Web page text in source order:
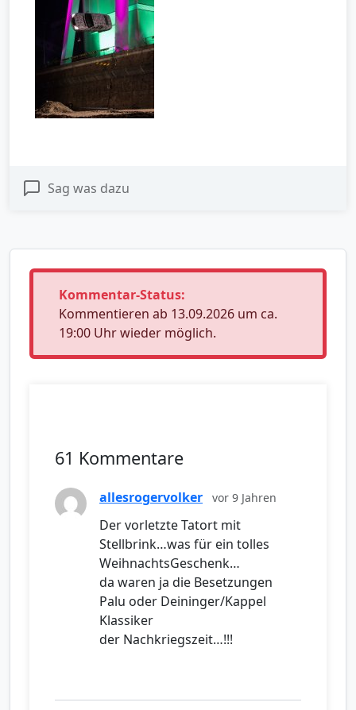
Sag was dazu
Kommentar-Status:
Kommentieren ab 13.09.2026 um ca.
19:00 Uhr wieder möglich.
61 Kommentare
allesrogervolker vor 9 Jahren
Der vorletzte Tatort mit
Stellbrink…was für ein tolles
WeihnachtsGeschenk…
da waren ja die Besetzungen
Palu oder Deininger/Kappel
Klassiker
der Nachkriegszeit…!!!